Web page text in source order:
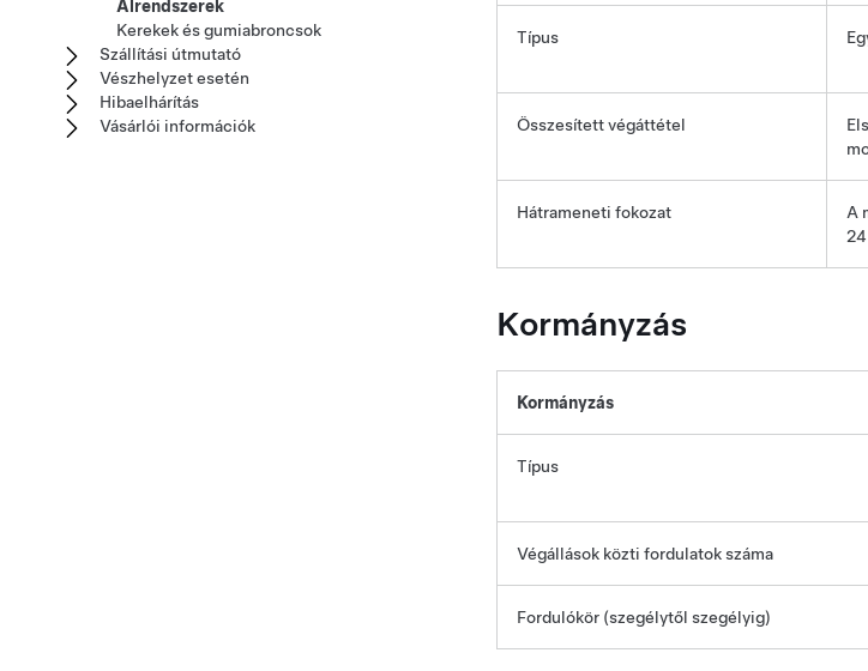
Típus
Összesített végáttétel
Hátrameneti fokozat
A
Kormányzás
Kormányzás
Típus
Végállások közti fordulatok száma
Fordulókör (szegélytől szegélyig)
Alrendszerek
Kerekek és gumiabroncsok
Szállítási útmutató
Vészhelyzet esetén
Hibaelhárítás
Vásárlói információk